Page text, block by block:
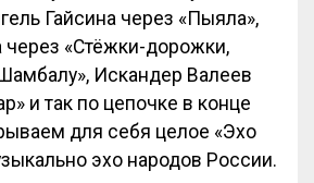
Гайсина через «Пыяла»,
через «Стёжки-дорожки,
Искандер Валеев
и так по цепочке в конце
для себя целое «Эхо
эхо народов России.